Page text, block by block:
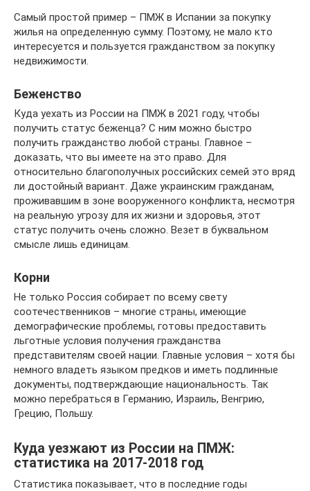
Самый простой пример – ПМЖ в Испании за покупку
жилья на определенную сумму. Поэтому, не мало кто
интересуется и пользуется гражданством за покупку
недвижимости.
Беженство
Куда уехать из России на ПМЖ в 2021 году, чтобы
получить статус беженца? С ним можно быстро
получить гражданство любой страны. Главное –
доказать, что вы имеете на это право. Для
относительно благополучных российских семей это вряд
ли достойный вариант. Даже украинским гражданам,
проживавшим в зоне вооруженного конфликта, несмотря
на реальную угрозу для их жизни и здоровья, этот
статус получить очень сложно. Везет в буквальном
смысле лишь единицам.
Корни
Не только Россия собирает по всему свету
соотечественников – многие страны, имеющие
демографические проблемы, готовы предоставить
льготные условия получения гражданства
представителям своей нации. Главные условия – хотя бы
немного владеть языком предков и иметь подлинные
документы, подтверждающие национальность. Так
можно перебраться в Германию, Израиль, Венгрию,
Грецию, Польшу.
Куда уезжают из России на ПМЖ:
статистика на 2017-2018 год
Статистика показывает, что в последние годы